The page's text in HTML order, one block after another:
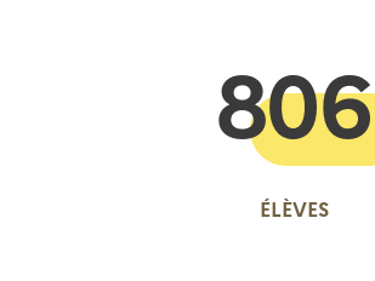
ÉLÈVES
806